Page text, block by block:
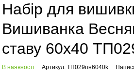
Набір для
Вишиванка
ставу 60х40
В наявності Артикул: ТП029пн6040k